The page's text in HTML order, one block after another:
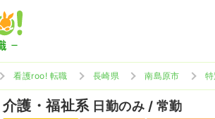
看護roo! 転職 長崎県 南島原市
介護・福祉系 日勤のみ / 常勤